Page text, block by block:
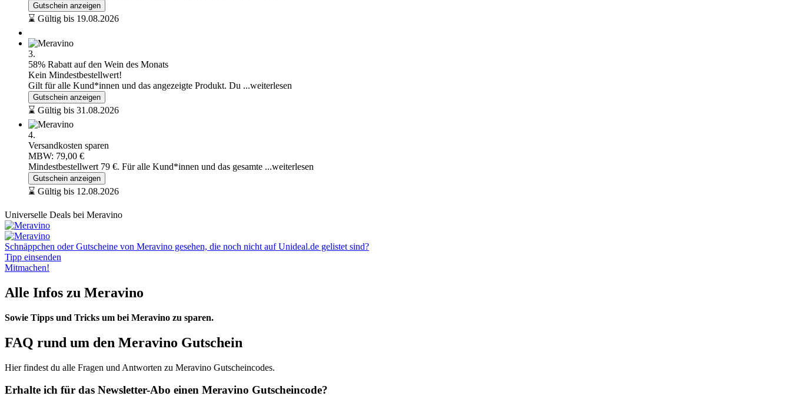
Gutschein anzeigen
⌛ Gültig bis 19.08.2026
3.
58% Rabatt auf den Wein des Monats
Kein Mindestbestellwert!
Gilt für alle Kund*innen und das angezeigte Produkt. Du ...weiterlesen
Gutschein anzeigen
⌛ Gültig bis 31.08.2026
4.
Versandkosten sparen
MBW: 79,00 €
Mindestbestellwert 79 €. Für alle Kund*innen und das gesamte ...weiterlesen
Gutschein anzeigen
⌛ Gültig bis 12.08.2026
Universelle Deals bei Meravino
Schnäppchen oder Gutscheine von Meravino gesehen, die noch nicht auf Unideal.de gelistet sind?
Tipp einsenden
Mitmachen!
Alle Infos zu Meravino
Sowie Tipps und Tricks um bei Meravino zu sparen.
FAQ rund um den Meravino Gutschein
Hier findest du alle Fragen und Antworten zu Meravino Gutscheincodes.
Erhalte ich für das Newsletter-Abo einen Meravino Gutscheincode?